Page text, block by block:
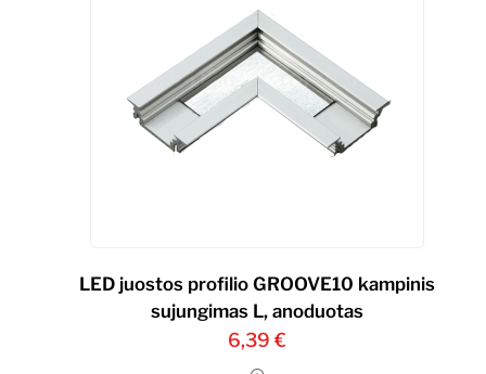
LED juostos profilio GROOVE10 kampinis
sujungimas L, anoduotas
6,39 €